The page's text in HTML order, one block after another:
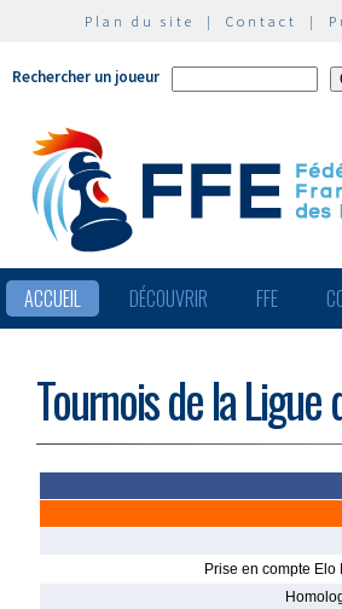
Plan du site | Contact |
Rechercher un joueur
ACCUEIL DÉCOUVRIR FFE
Tournois de la Ligue
Prise en compte Elo